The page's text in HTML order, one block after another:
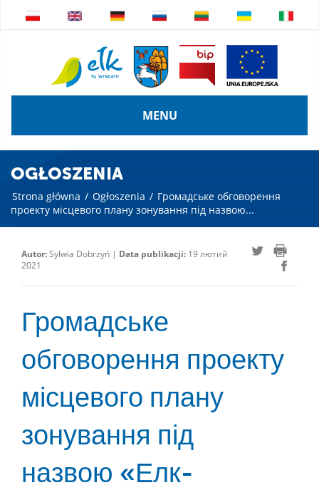
MENU
OGŁOSZENIA
Strona główna / Ogłoszenia / Громадське обговорення
проекту місцевого плану зонування під назвою...
Autor:Sylwia Dobrzyń | Data publikacji: 19 лютий
2021
Громадське
обговорення проекту
місцевого плану
зонування під
назвою «Елк-